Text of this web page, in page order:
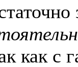
как с